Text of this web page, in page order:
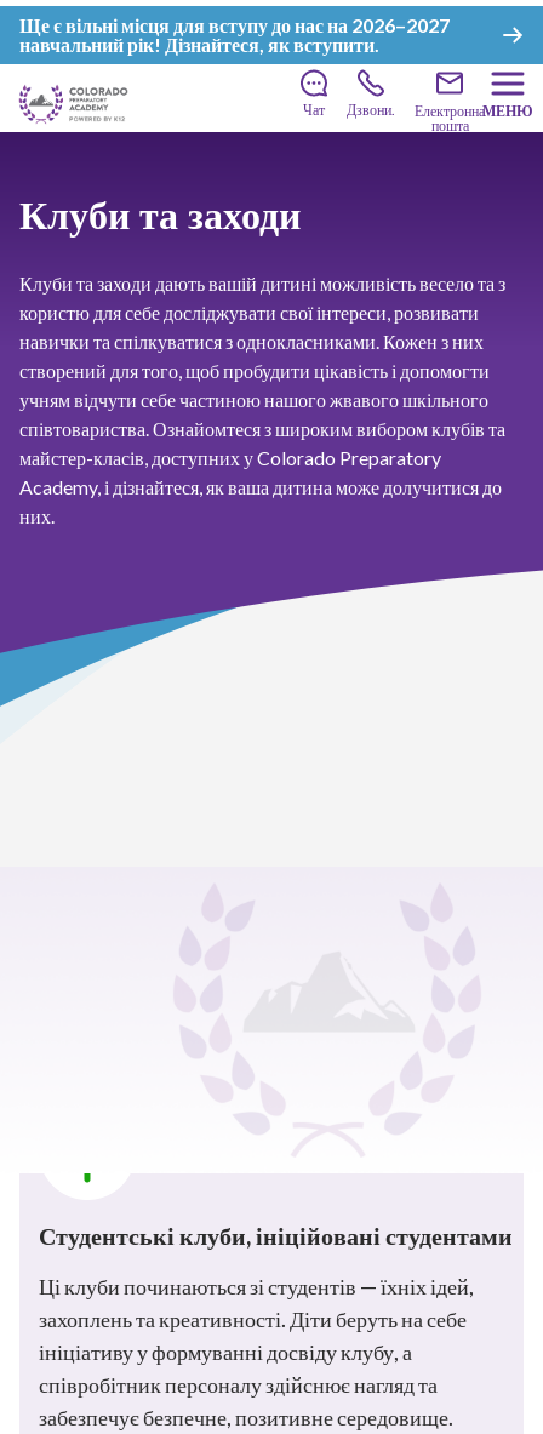
Ще є вільні місця для вступу до нас на 2026–2027
навчальний рік! Дізнайтеся, як вступити.
Чат Дзвони.
Електронна
пошта
МЕНЮ
Клуби та заходи
Клуби та заходи дають вашій дитині можливість весело та з
користю для себе досліджувати свої інтереси, розвивати
навички та спілкуватися з однокласниками. Кожен з них
створений для того, щоб пробудити цікавість і допомогти
учням відчути себе частиною нашого жвавого шкільного
співтовариства. Ознайомтеся з широким вибором клубів та
майстер-класів, доступних у Colorado Preparatory
Academy, і дізнайтеся, як ваша дитина може долучитися до
них.
Клуби
Типи клубів
Студентські клуби, ініційовані студентами
Ці клуби починаються зі студентів — їхніх ідей,
захоплень та креативності. Діти беруть на себе
ініціативу у формуванні досвіду клубу, а
співробітник персоналу здійснює нагляд та
забезпечує безпечне, позитивне середовище.